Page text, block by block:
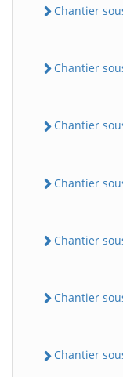
Chantier
Chantier
Chantier
Chantier
Chantier
Chantier
Chantier